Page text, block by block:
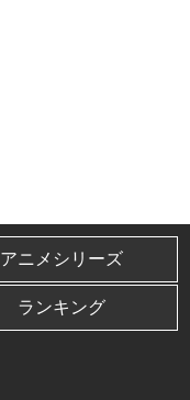
アニメシリーズ
ランキング